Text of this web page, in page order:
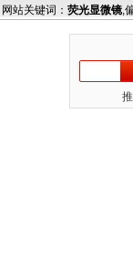
网站关键词： 荧光显微镜,